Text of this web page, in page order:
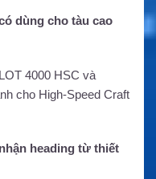
dùng cho tàu cao
4000 HSC và
cho High-Speed Craft
heading từ thiết